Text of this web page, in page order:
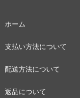
ホーム
支払い方法について
配送方法について
返品について